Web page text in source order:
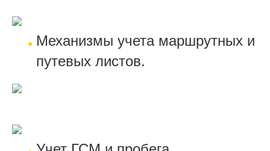
Механизмы учета маршрутных и
путевых листов.